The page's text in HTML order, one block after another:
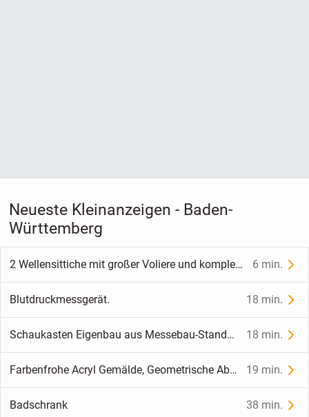
Neueste Kleinanzeigen - Baden-
Württemberg
2 Wellensittiche mit großer Voliere und komplettem Zubehör zu verkaufen 6 min.
Blutdruckmessgerät. 18 min.
Schaukasten Eigenbau aus Messebau-Standteilen stabile Ausführung 2 Glas-Schiebetüren 18 min.
Farbenfrohe Acryl Gemälde, Geometrische Abstraktion. 19 min.
Badschrank 38 min.